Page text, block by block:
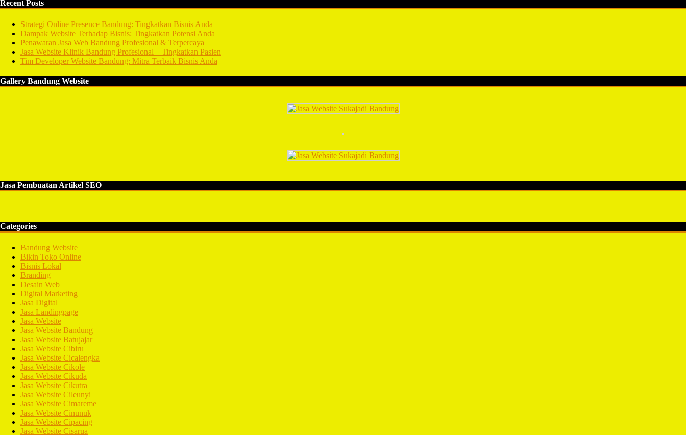
Recent Posts
Strategi Online Presence Bandung: Tingkatkan Bisnis Anda
Dampak Website Terhadap Bisnis: Tingkatkan Potensi Anda
Penawaran Jasa Web Bandung Profesional & Terpercaya
Jasa Website Klinik Bandung Profesional – Tingkatkan Pasien
Tim Developer Website Bandung: Mitra Terbaik Bisnis Anda
Gallery Bandung Website
Jasa Pembuatan Artikel SEO
Categories
Bandung Website
Bikin Toko Online
Bisnis Lokal
Branding
Desain Web
Digital Marketing
Jasa Digital
Jasa Landingpage
Jasa Website
Jasa Website Bandung
Jasa Website Batujajar
Jasa Website Cibiru
Jasa Website Cicalengka
Jasa Website Cikole
Jasa Website Cikuda
Jasa Website Cikutra
Jasa Website Cileunyi
Jasa Website Cimareme
Jasa Website Cinunuk
Jasa Website Cipacing
Jasa Website Cisarua